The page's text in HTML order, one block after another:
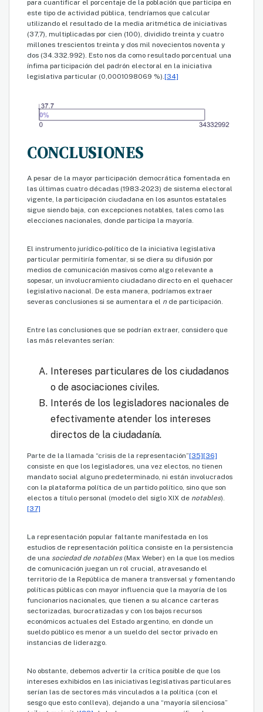
para cuantificar el porcentaje de la población que participa en
este tipo de actividad pública, tendríamos que calcular
utilizando el resultado de la media aritmética de iniciativas
(37,7), multiplicadas por cien (100), dividido treinta y cuatro
millones trescientos treinta y dos mil novecientos noventa y
dos (34.332.992). Esto nos da como resultado porcentual una
ínfima participación del padrón electoral en la iniciativa
legislativa particular (0,0001098069 %). [34]
CONCLUSIONES
A pesar de la mayor participación democrática fomentada en
las últimas cuatro décadas (1983-2023) de sistema electoral
vigente, la participación ciudadana en los asuntos estatales
sigue siendo baja, con excepciones notables, tales como las
elecciones nacionales, donde participa la mayoría.
El instrumento jurídico-político de la iniciativa legislativa
particular permitiría fomentar, si se diera su difusión por
medios de comunicación masivos como algo relevante a
sopesar, un involucramiento ciudadano directo en el quehacer
legislativo nacional. De esta manera, podríamos extraer
severas conclusiones si se aumentara el n de participación.
Entre las conclusiones que se podrían extraer, considero que
las más relevantes serían:
Intereses particulares de los ciudadanos
o de asociaciones civiles.
Interés de los legisladores nacionales de
efectivamente atender los intereses
directos de la ciudadanía.
Parte de la llamada “crisis de la representación”[35][36]
consiste en que los legisladores, una vez electos, no tienen
mandato social alguno predeterminado, ni están involucrados
con la plataforma política de un partido político, sino que son
electos a título personal (modelo del siglo XIX de notables).
[37]
La representación popular faltante manifestada en los
estudios de representación política consiste en la persistencia
de una sociedad de notables(Max Weber) en la que los medios
de comunicación juegan un rol crucial, atravesando el
territorio de la República de manera transversal y fomentando
políticas públicas con mayor influencia que la mayoría de los
funcionarios nacionales, que tienen a su alcance carteras
sectorizadas, burocratizadas y con los bajos recursos
económicos actuales del Estado argentino, en donde un
sueldo público es menor a un sueldo del sector privado en
instancias de liderazgo.
No obstante, debemos advertir la crítica posible de que los
intereses exhibidos en las iniciativas legislativas particulares
serían las de sectores más vinculados a la política (con el
sesgo que esto conlleva), dejando a una “mayoría silenciosa”